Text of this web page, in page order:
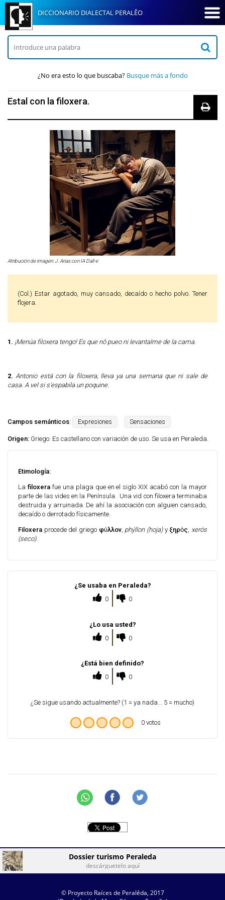
DICCIONARIO DIALECTAL PERALÊO
¿No era esto lo que buscaba? Busque más a fondo
Estal con la filoxera.
Atribución de imagen: J. Arias con IA Dall-e
(col.) Estar agotado, muy cansado, decaído o hecho polvo. Tener
flojera.
1. ¡Menúa filoxera tengo! Es que nô pueo ni levantalme de la cama.
2.Antonio está con la filoxera, lleva ya una semana que ni sale de
casa. A vel si s'espabila un poquine.
Campos semánticos: Expresiones Sensaciones
Origen: Griego. Es castellano con variación de uso. Se usa en Peraleda.
Etimología:
La filoxera fue una plaga que en el siglo XIX acabó con la mayor
parte de las vides en la Península. Una vid con filoxera terminaba
destruida y arruinada. De ahí la asociación con alguien cansado,
decaído o derrotado físicamente.
Filoxera procede del griego φύλλον, phýllon (hoja)y ξηρός,xerós
(seco).
¿Se usaba en Peraleda?
0
0
¿Lo usa usted?
0
0
¿Está bien definido?
0
0
¿Se sigue usando actualmente? (1 = ya nada... 5 = mucho)
0 votos
Dossier turismo Peraleda
descárguetelo aquí
© Proyecto Raíces de Peralêda, 2017